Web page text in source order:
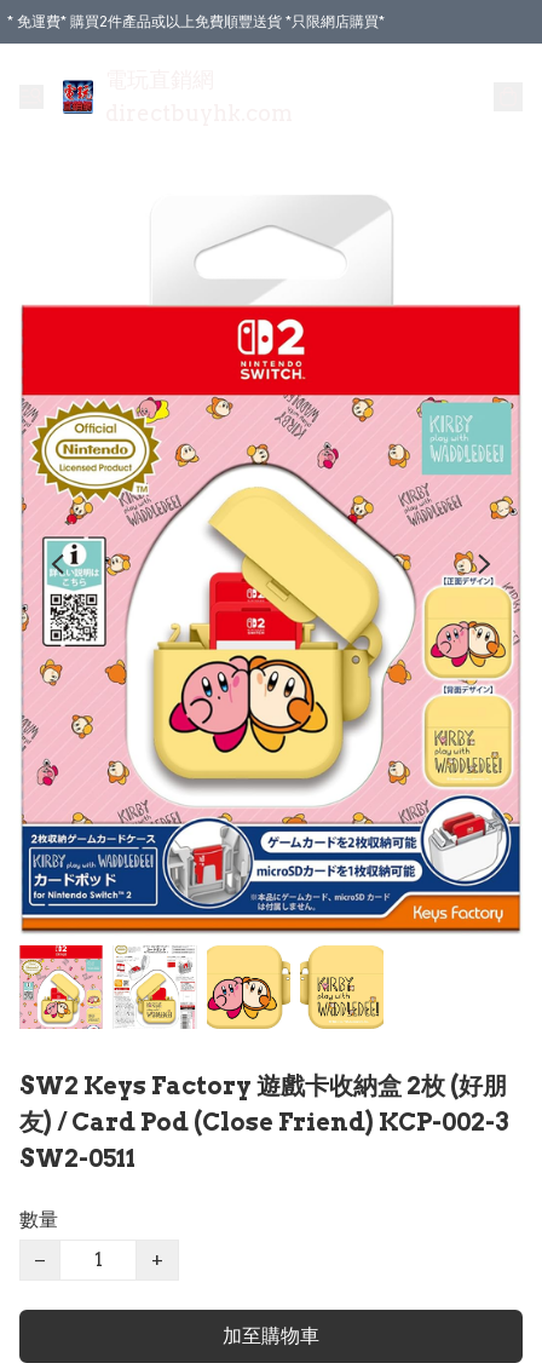
* 免運費* 購買2件產品或以上免費順豐送貨 *只限網店購買*
SW2 Keys Factory 遊戲卡收納盒 2枚 (好朋
友) / Card Pod (Close Friend) KCP-002-3
SW2-0511
數量
−
+
加至購物車